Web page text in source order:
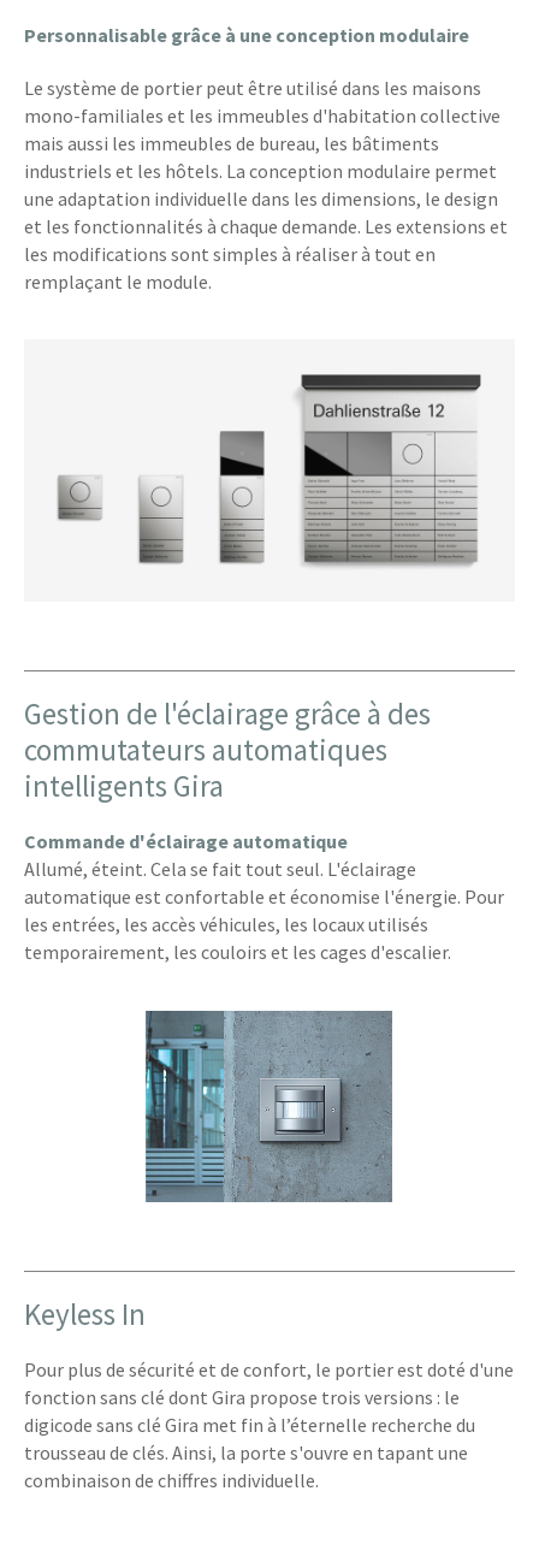
Personnalisable grâce à une conception modulaire
Le système de portier peut être utilisé dans les maisons
mono-familiales et les immeubles d'habitation collective
mais aussi les immeubles de bureau, les bâtiments
industriels et les hôtels. La conception modulaire permet
une adaptation individuelle dans les dimensions, le design
et les fonctionnalités à chaque demande. Les extensions et
les modifications sont simples à réaliser à tout en
remplaçant le module.
Gestion de l'éclairage grâce à des
commutateurs automatiques
intelligents Gira
Commande d'éclairage automatique
Allumé, éteint. Cela se fait tout seul. L'éclairage
automatique est confortable et économise l'énergie. Pour
les entrées, les accès véhicules, les locaux utilisés
temporairement, les couloirs et les cages d'escalier.
Keyless In
Pour plus de sécurité et de confort, le portier est doté d'une
fonction sans clé dont Gira propose trois versions : le
digicode sans clé Gira met fin à l’éternelle recherche du
trousseau de clés. Ainsi, la porte s'ouvre en tapant une
combinaison de chiffres individuelle.